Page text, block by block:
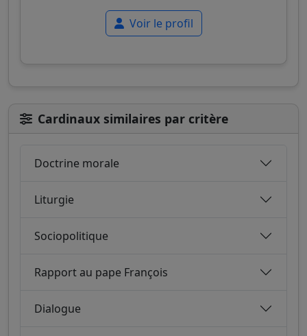
Voir le profil
Cardinaux similaires par critère
Doctrine morale
Liturgie
Sociopolitique
Rapport au pape François
Dialogue